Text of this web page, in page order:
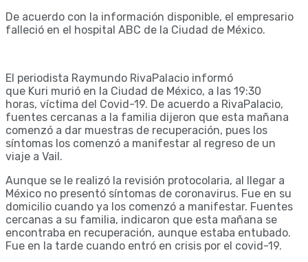
De acuerdo con la información disponible, el empresario
falleció en el hospital ABC de la Ciudad de México.
El periodista Raymundo RivaPalacio informó
que Kuri murió en la Ciudad de México, a las 19:30
horas, víctima del Covid-19. De acuerdo a RivaPalacio,
fuentes cercanas a la familia dijeron que esta mañana
comenzó a dar muestras de recuperación, pues los
síntomas los comenzó a manifestar al regreso de un
viaje a Vail.
Aunque se le realizó la revisión protocolaria, al llegar a
México no presentó síntomas de coronavirus. Fue en su
domicilio cuando ya los comenzó a manifestar. Fuentes
cercanas a su familia, indicaron que esta mañana se
encontraba en recuperación, aunque estaba entubado.
Fue en la tarde cuando entró en crisis por el covid-19.